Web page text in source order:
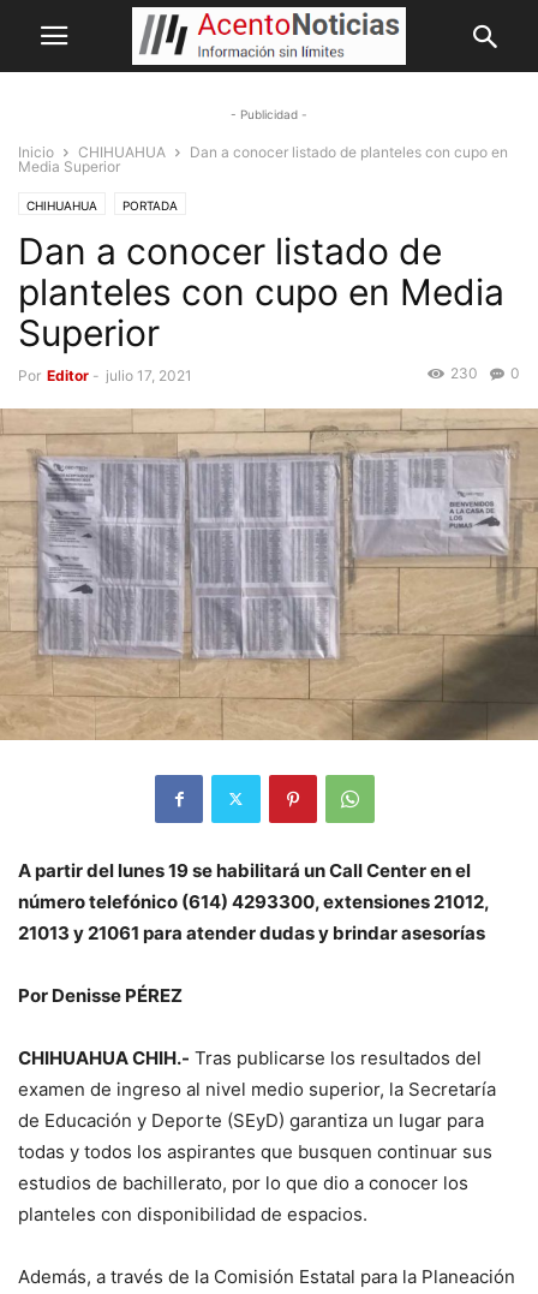
- Publicidad -
Inicio CHIHUAHUA
Dan a conocer listado de planteles con cupo en
Media Superior
CHIHUAHUA PORTADA
Dan a conocer listado de
planteles con cupo en Media
Superior
Por Editor - julio 17, 2021 0
230
A partir del lunes 19 se habilitará un Call Center en el
número telefónico (614) 4293300, extensiones 21012,
21013 y 21061 para atender dudas y brindar asesorías
Por Denisse PÉREZ
CHIHUAHUA CHIH.- Tras publicarse los resultados del
examen de ingreso al nivel medio superior, la Secretaría
de Educación y Deporte (SEyD) garantiza un lugar para
todas y todos los aspirantes que busquen continuar sus
estudios de bachillerato, por lo que dio a conocer los
planteles con disponibilidad de espacios.
Además, a través de la Comisión Estatal para la Planeación